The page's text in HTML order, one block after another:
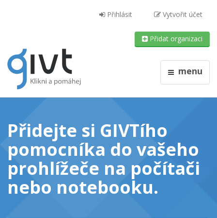
Přihlásit Vytvořit účet
Přidat organizaci
menu
Přidejte si GIVTího
pomocníka do vašeho
prohlížeče na počítači
nebo notebooku.